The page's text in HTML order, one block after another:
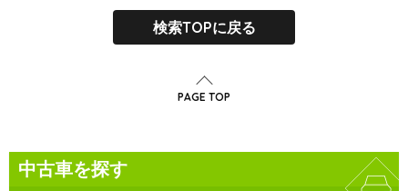
検索TOPに戻る
PAGE TOP
中古車を探す